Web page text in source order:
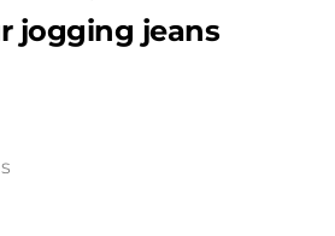
jogging jeans